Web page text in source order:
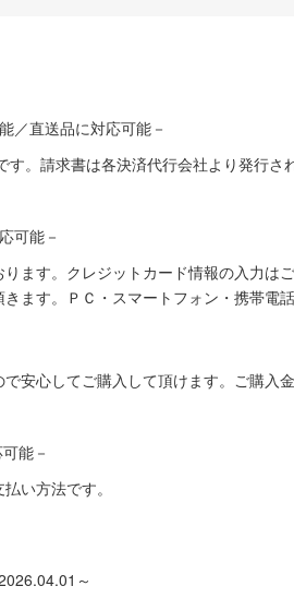
／直送品に対応可能－
。請求書は各決済代行会社より発行
可能－
ます。クレジットカード情報の入力は
ます。ＰＣ・スマートフォン・携帯電
安心してご購入して頂けます。ご購入
能－
い方法です。
～